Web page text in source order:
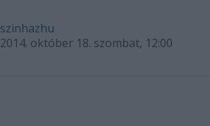
szinhazhu
2014. október 18. szombat, 12:00